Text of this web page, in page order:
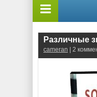
cameran | 2